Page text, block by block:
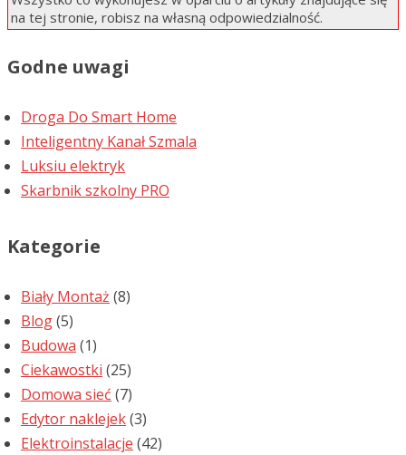
na tej stronie, robisz na własną odpowiedzialność.
Godne uwagi
Droga Do Smart Home
Inteligentny Kanał Szmala
Luksiu elektryk
Skarbnik szkolny PRO
Kategorie
Biały Montaż (8)
Blog(5)
Budowa (1)
Ciekawostki (25)
Domowa sieć (7)
Edytor naklejek(3)
Elektroinstalacje (42)